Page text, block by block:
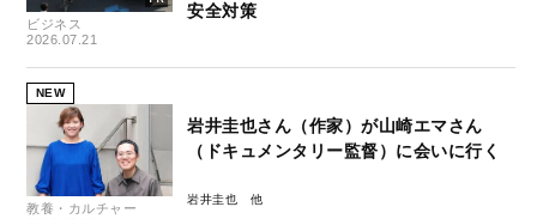
ビジネス
2026.07.21
安全対策
NEW
教養・カルチャー
岩井圭也さん（作家）が山崎エマさん
（ドキュメンタリー監督）に会いに行く
岩井圭也